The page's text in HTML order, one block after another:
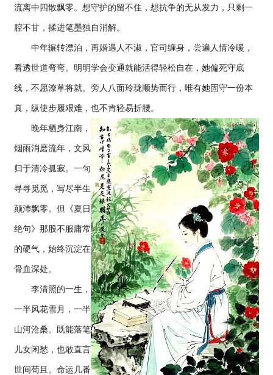
流离中四散飘零。想守护的留不住，想抗争的无从发力，只剩一
腔不甘，揉进笔墨独自消解。
中年辗转漂泊，再婚遇人不淑，官司缠身，尝遍人情冷暖，
看透世道弯弯。明明学会变通就能活得轻松自在，她偏死守底
线，不愿潦草将就。旁人八面玲珑顺势而行，唯有她固守一份本
真，纵使步履艰难，也不肯轻易折腰。
晚年栖身江南，
烟雨消磨流年，文风
归于清冷孤寂。一句
寻寻觅觅，写尽半生
颠沛飘零。但《夏日
绝句》那股不服庸常
的硬气，始终沉淀在
骨血深处。
李清照的一生，
一半风花雪月，一半
山河沧桑。既能落笔
儿女闲愁，也敢直言
世间苟且。命运几番